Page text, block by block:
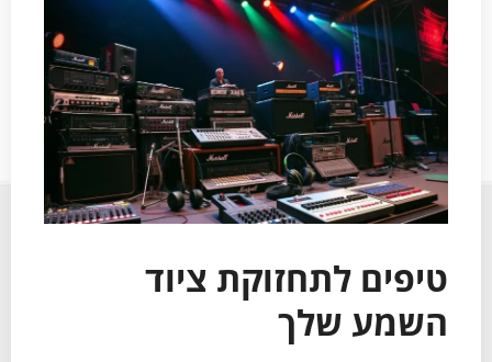
טיפים לתחזוקת ציוד
השמע שלך